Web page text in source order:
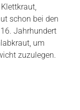
schon bei den
Jahrhundert
um
zuzulegen.